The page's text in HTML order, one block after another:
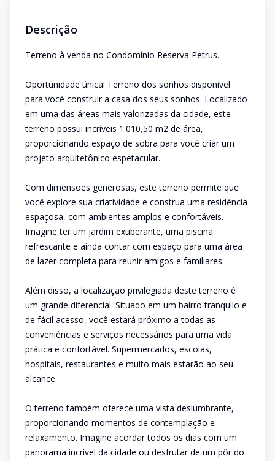
Descrição
Terreno à venda no Condomínio Reserva Petrus.
Oportunidade única! Terreno dos sonhos disponível
para você construir a casa dos seus sonhos. Localizado
em uma das áreas mais valorizadas da cidade, este
terreno possui incríveis 1.010,50 m2 de área,
proporcionando espaço de sobra para você criar um
projeto arquitetônico espetacular.
Com dimensões generosas, este terreno permite que
você explore sua criatividade e construa uma residência
espaçosa, com ambientes amplos e confortáveis.
Imagine ter um jardim exuberante, uma piscina
refrescante e ainda contar com espaço para uma área
de lazer completa para reunir amigos e familiares.
Além disso, a localização privilegiada deste terreno é
um grande diferencial. Situado em um bairro tranquilo e
de fácil acesso, você estará próximo a todas as
conveniências e serviços necessários para uma vida
prática e confortável. Supermercados, escolas,
hospitais, restaurantes e muito mais estarão ao seu
alcance.
O terreno também oferece uma vista deslumbrante,
proporcionando momentos de contemplação e
relaxamento. Imagine acordar todos os dias com um
panorama incrível da cidade ou desfrutar de um pôr do